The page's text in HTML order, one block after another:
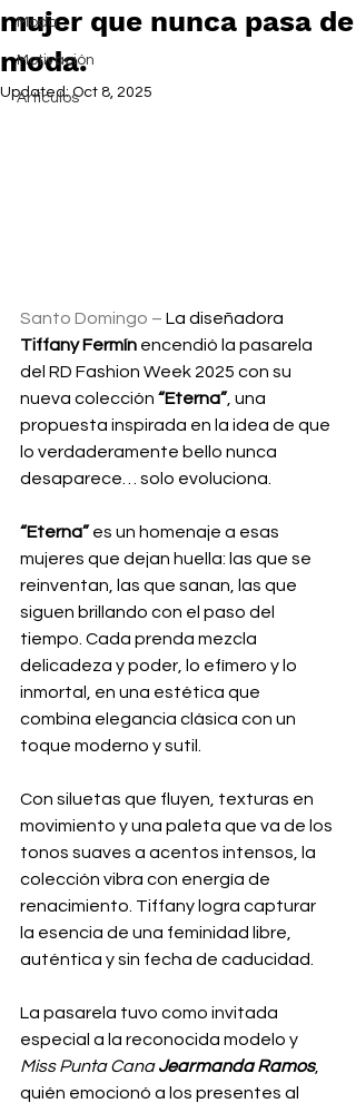
Moda
Motivación
Artículos
mujer que nunca pasa de
moda.
Updated:Oct 8, 2025
Santo Domingo – La diseñadora
Tiffany Fermín encendió la pasarela
del RD Fashion Week 2025 con su
nueva colección “Eterna” , una
propuesta inspirada en la idea de que
lo verdaderamente bello nunca
desaparece… solo evoluciona.
“Eterna” es un homenaje a esas
mujeres que dejan huella: las que se
reinventan, las que sanan, las que
siguen brillando con el paso del
tiempo. Cada prenda mezcla
delicadeza y poder, lo efímero y lo
inmortal, en una estética que
combina elegancia clásica con un
toque moderno y sutil.
Con siluetas que fluyen, texturas en
movimiento y una paleta que va de los
tonos suaves a acentos intensos, la
colección vibra con energía de
renacimiento. Tiffany logra capturar
la esencia de una feminidad libre,
auténtica y sin fecha de caducidad.
La pasarela tuvo como invitada
especial a la reconocida modelo y
Miss Punta Cana Jearmanda Ramos,
quién emocionó a los presentes al